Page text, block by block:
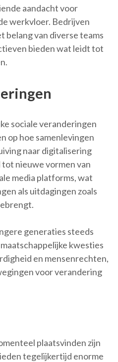
aandacht voor
werkvloer. Bedrijven
belang van diverse teams
bieden wat leidt tot
sociale veranderingen
op hoe samenlevingen
naar digitalisering
nieuwe vormen van
media platforms, wat
als uitdagingen zoals
generaties steeds
kwesties
en mensenrechten,
voor verandering
plaatsvinden zijn
tegelijkertijd enorme